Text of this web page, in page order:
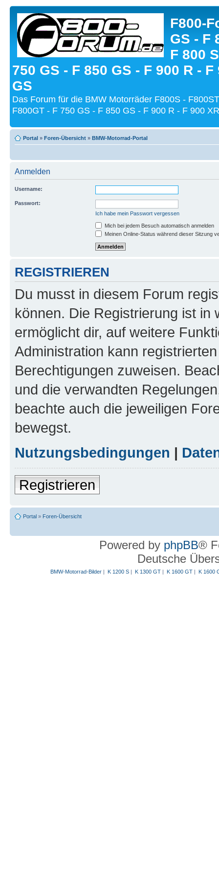
F800-
GS - F
F 800
750 GS - F 850 GS - F 900 R - F
GS
Das Forum für die BMW Motorräder F800S -
F800GT - F 750 GS - F 850 GS - F 900 R - F 900
Portal » Foren-Übersicht » BMW-Motorrad-Portal
Anmelden
Username:
Passwort:
Ich habe mein Passwort vergessen
Mich bei jedem Besuch automatisch anmelden
Meinen Online-Status während dieser Sitzung
REGISTRIEREN
Du musst in diesem Forum
können. Die Registrierung ist in
ermöglicht dir, auf weitere
Administration kann
Berechtigungen zuweisen.
und die verwandten
beachte auch die jeweiligen
bewegst.
Nutzungsbedingungen |
Registrieren
Portal » Foren-Übersicht
Powered by phpBB®
Deutsche
BMW-Motorrad-Bilder| K 1200 S| K 1300 GT| K 1600 GT| K 1600